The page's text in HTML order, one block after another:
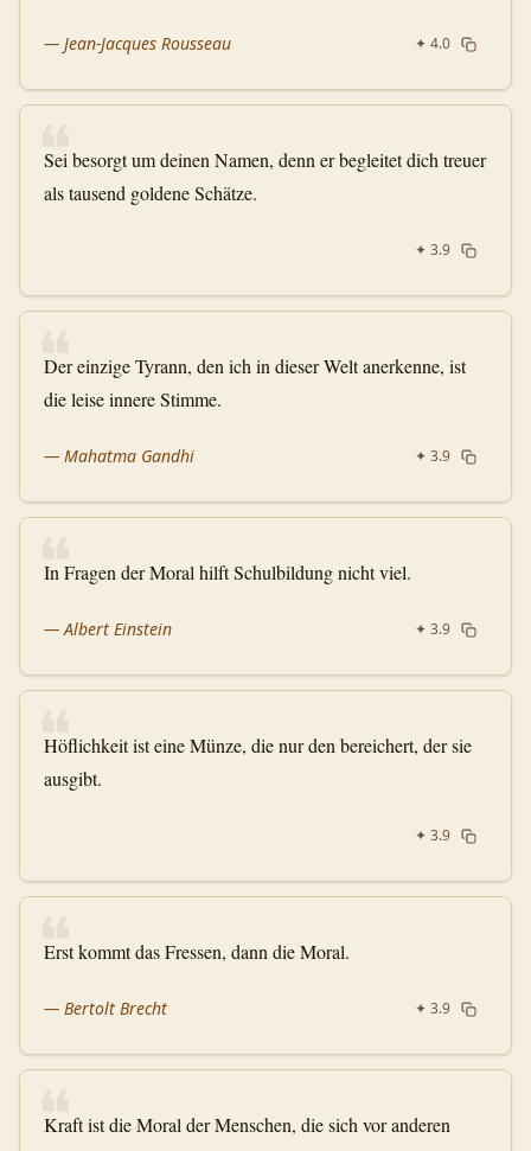
— Jean-Jacques Rousseau ✦ 4.0
❝
Sei besorgt um deinen Namen, denn er begleitet dich treuer
als tausend goldene Schätze.
✦ 3.9
❝
Der einzige Tyrann, den ich in dieser Welt anerkenne, ist
die leise innere Stimme.
— Mahatma Gandhi ✦ 3.9
❝
In Fragen der Moral hilft Schulbildung nicht viel.
—Albert Einstein ✦ 3.9
❝
Höflichkeit ist eine Münze, die nur den bereichert, der sie
ausgibt.
✦ 3.9
❝
Erst kommt das Fressen, dann die Moral.
— Bertolt Brecht ✦ 3.9
❝
Kraft ist die Moral der Menschen, die sich vor anderen